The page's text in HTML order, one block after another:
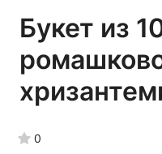
Букет из
0